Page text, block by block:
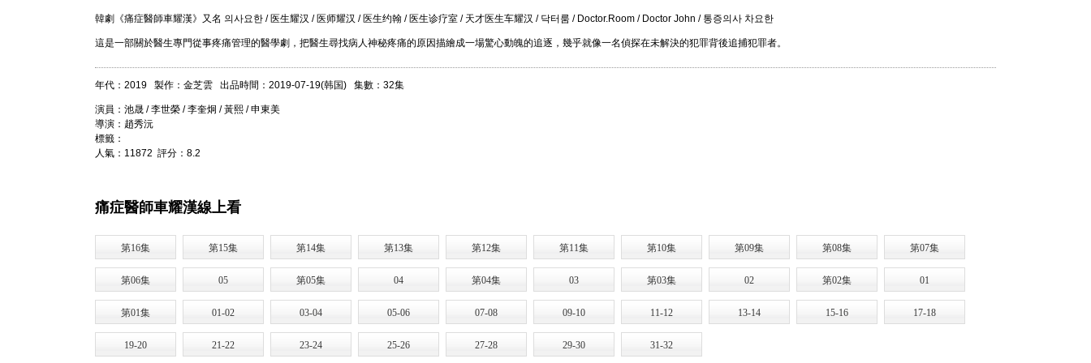
韓劇《痛症醫師車耀漢》又名 의사요한 / 医生耀汉 / 医师耀汉 / 医生约翰 / 医生诊疗室 / 天才医生车耀汉 / 닥터룸 / Doctor.Room / Doctor John / 통증의사 차요한
這是一部關於醫生專門從事疼痛管理的醫學劇，把醫生尋找病人神秘疼痛的原因描繪成一場驚心動魄的追逐，幾乎就像一名偵探在未解決的犯罪背後追捕犯罪者。
年代：2019 製作：金芝雲 出品時間：2019-07-19(韩国) 集數：32集
演員：池晟 / 李世榮 / 李奎炯 / 黃熙 / 申東美
導演：趙秀沅
標籤：
人氣：11872 評分：8.2
痛症醫師車耀漢線上看
第16集 第15集 第14集 第13集 第12集 第11集 第10集 第09集 第08集 第07集
第06集 05 第05集 04 第04集 03 第03集 02 第02集 01
第01集 01-02 03-04 05-06 07-08 09-10 11-12 13-14 15-16 17-18
19-20 21-22 23-24 25-26 27-28 29-30 31-32